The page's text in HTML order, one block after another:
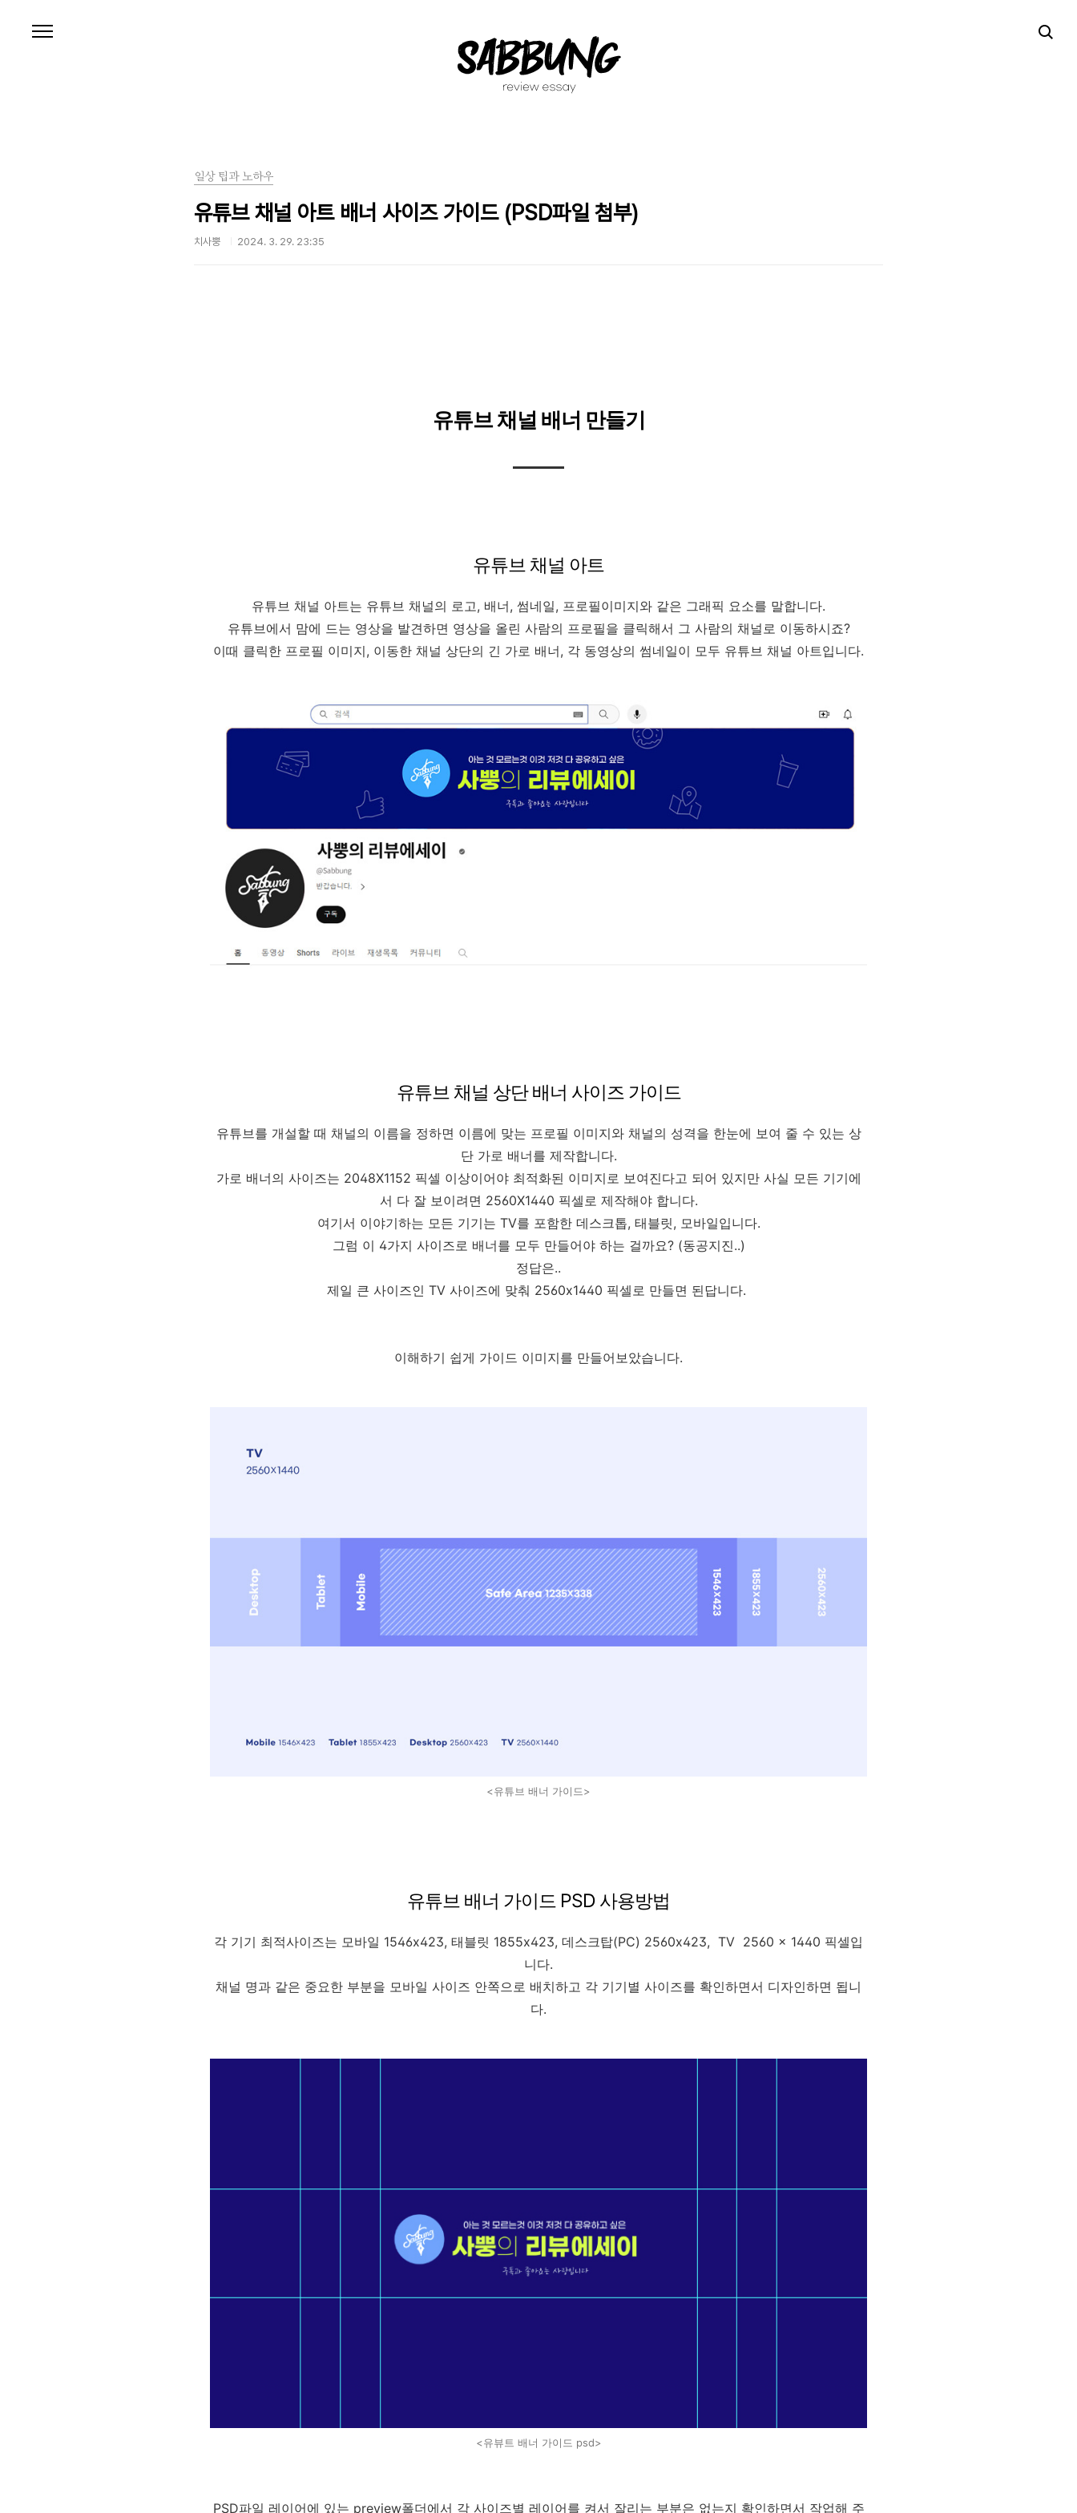
일상 팁과 노하우
유튜브 채널 아트 배너 사이즈 가이드 (PSD파일 첨부)
치사뿡 2024. 3. 29. 23:35
유튜브 채널 배너 만들기
유튜브 채널 아트
유튜브 채널 아트는 유튜브 채널의 로고, 배너, 썸네일, 프로필이미지와 같은 그래픽 요소를 말합니다.
유튜브에서 맘에 드는 영상을 발견하면 영상을 올린 사람의 프로필을 클릭해서 그 사람의 채널로 이동하시죠?
이때 클릭한 프로필 이미지, 이동한 채널 상단의 긴 가로 배너, 각 동영상의 썸네일이 모두 유튜브 채널 아트입니다.
유튜브 채널 상단 배너 사이즈 가이드
유튜브를 개설할 때 채널의 이름을 정하면 이름에 맞는 프로필 이미지와 채널의 성격을 한눈에 보여 줄 수 있는 상
단 가로 배너를 제작합니다.
가로 배너의 사이즈는 2048X1152 픽셀 이상이어야 최적화된 이미지로 보여진다고 되어 있지만 사실 모든 기기에
서 다 잘 보이려면 2560X1440 픽셀로 제작해야 합니다.
여기서 이야기하는 모든 기기는 TV를 포함한 데스크톱, 태블릿, 모바일입니다.
그럼 이 4가지 사이즈로 배너를 모두 만들어야 하는 걸까요? (동공지진..)
정답은..
제일 큰 사이즈인 TV 사이즈에 맞춰 2560x1440 픽셀로 만들면 된답니다.
이해하기 쉽게 가이드 이미지를 만들어보았습니다.
<유튜브 배너 가이드>
유튜브 배너 가이드 PSD 사용방법
각 기기 최적사이즈는 모바일 1546x423, 태블릿 1855x423, 데스크탑(PC) 2560x423, TV 2560 x 1440 픽셀입
니다.
채널 명과 같은 중요한 부분을 모바일 사이즈 안쪽으로 배치하고 각 기기별 사이즈를 확인하면서 디자인하면 됩니
다.
<유뷰트 배너 가이드 psd>
PSD파일 레이어에 있는 preview폴더에서 각 사이즈별 레이어를 켜서 잘리는 부분은 없는지 확인하면서 작업해 주